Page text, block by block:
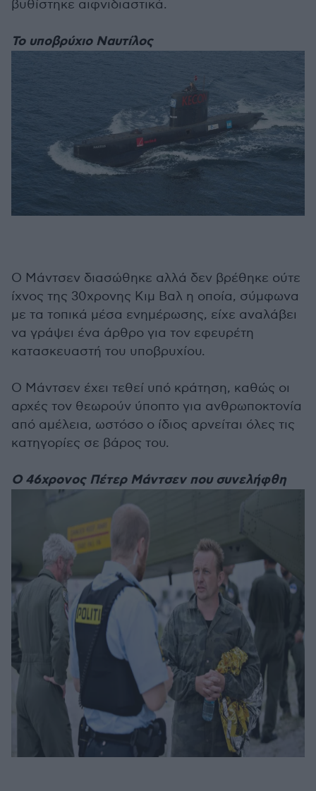
βυθίστηκε αιφνιδιαστικά.
Το υποβρύχιο Ναυτίλος
Ο Μάντσεν διασώθηκε αλλά δεν βρέθηκε ούτε
ίχνος της 30χρονης Κιμ Βαλ η οποία, σύμφωνα
με τα τοπικά μέσα ενημέρωσης, είχε αναλάβει
να γράψει ένα άρθρο για τον εφευρέτη
κατασκευαστή του υποβρυχίου.
Ο Μάντσεν έχει τεθεί υπό κράτηση, καθώς οι
αρχές τον θεωρούν ύποπτο για ανθρωποκτονία
από αμέλεια, ωστόσο ο ίδιος αρνείται όλες τις
κατηγορίες σε βάρος του.
Ο 46χρονος Πέτερ Μάντσεν που συνελήφθη